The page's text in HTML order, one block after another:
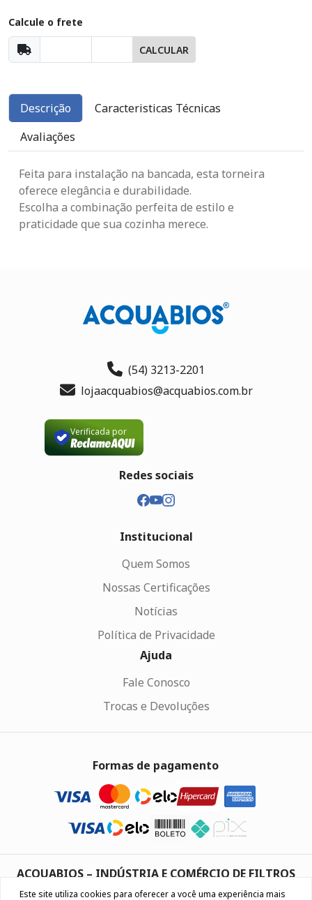
Calcule o frete
CALCULAR
Descrição
Caracteristicas Técnicas
Avaliações
Feita para instalação na bancada, esta torneira
oferece elegância e durabilidade.
Escolha a combinação perfeita de estilo e
praticidade que sua cozinha merece.
(54) 3213-2201
lojaacquabios@acquabios.com.br
Verificada por
Redes sociais
Institucional
Quem Somos
Nossas Certificações
Notícias
Política de Privacidade
Ajuda
Fale Conosco
Trocas e Devoluções
Formas de pagamento
ACQUABIOS – INDÚSTRIA E COMÉRCIO DE FILTROS
PURIFICADORES LTDA
Este site utiliza cookies para oferecer a você uma experiência mais